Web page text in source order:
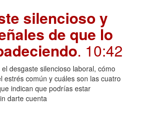
silencioso y
de que lo
. 10:42
desgaste silencioso laboral, cómo
estrés común y cuáles son las cuatro
indican que podrías estar
darte cuenta